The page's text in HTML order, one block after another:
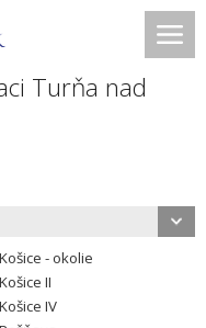
Turňa nad
Košice - okolie
Košice II
Košice IV